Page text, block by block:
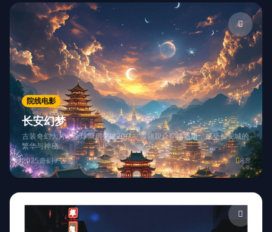
院线电影
长安幻梦
古装奇幻大片，全球票房突破20亿，带领观众穿越盛唐，感受长安城的
繁华与神秘。
2025奇幻 / 古装 8.8